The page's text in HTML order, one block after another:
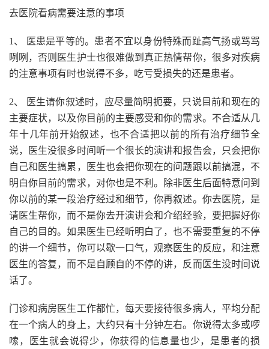
去医院看病需要注意的事项
1、 医患是平等的。患者不宜以身份特殊而趾高气扬或骂骂
咧咧，否则医生护士也很难做到真正热情帮你，很多对疾病
的注意事项有时也说得不多，吃亏受损失的还是患者。
2、 医生请你叙述时，应尽量简明扼要，只说目前和现在的
主要症状，以及你目前的主要感受和你的需求。不合适从几
年十几年前开始叙述，也不合适把以前的所有治疗细节全
说，医生没很多时间听一个很长的演讲和报告会，只会把你
自己和医生搞累，医生也会把你现在的问题跟以前搞混，不
明白你目前的需求，对你也是不利。除非医生后面特意问到
你以前的某一段治疗经过和细节，你再叙述。你去医院，是
请医生帮你，而不是你去开演讲会和介绍经验，要把握好你
自己的目的。如果医生已经听明白了，也不需要重复的不停
的讲一个细节，你可以歇一口气，观察医生的反应，和注意
医生的答复，而不是自顾自的不停的讲，反而医生没时间说
话了。
门诊和病房医生工作都忙，每天要接待很多病人，平均分配
在一个病人的身上，大约只有十分钟左右。你说得太多或啰
嗦，医生就会说得少，你获得的信息量也少，是患者的损